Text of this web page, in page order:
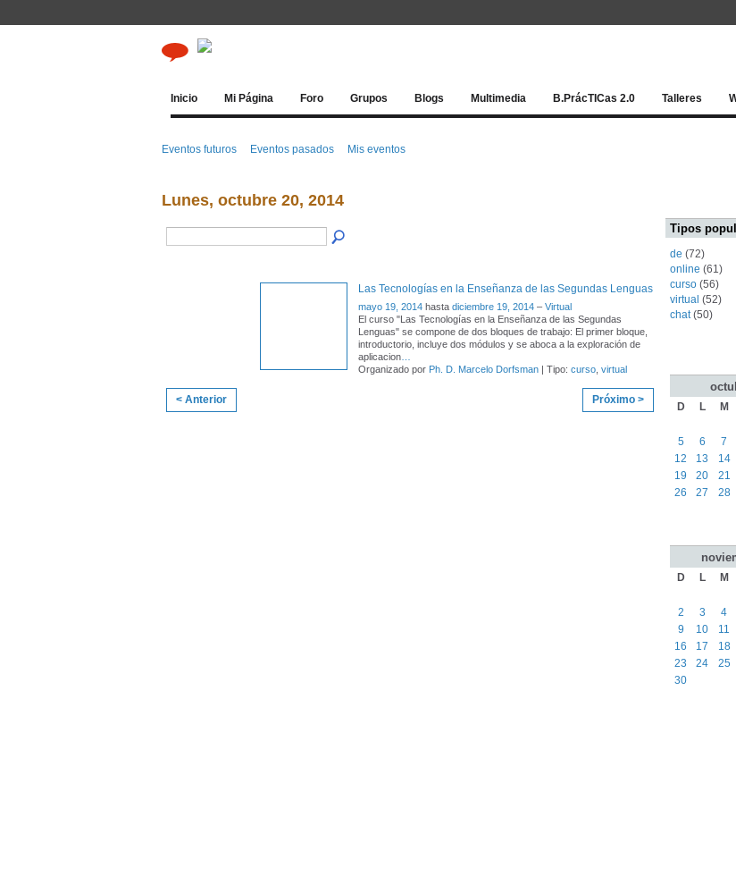
Inicio Mi Página Foro Grupos Blogs Multimedia B.PrácTICas 2.0 Talleres
Eventos futuros Eventos pasados Mis eventos
Lunes, octubre 20, 2014
Las Tecnologías en la Enseñanza de las Segundas Lenguas
mayo 19, 2014 hasta diciembre 19, 2014 – Virtual
El curso "Las Tecnologías en la Enseñanza de las Segundas
Lenguas" se compone de dos bloques de trabajo: El primer bloque,
introductorio, incluye dos módulos y se aboca a la exploración de
aplicacion
Organizado por Ph. D. Marcelo Dorfsman | Tipo: curso virtual
< Anterior Próximo >
Tipos
de (72)
online (61)
curso (56)
virtual (52)
chat(50)
D L M
5
6 7
12
13 14
19
20 21
26
27 28
D L M
2
3 4
9
10 11
16
17 18
23
24 25
30